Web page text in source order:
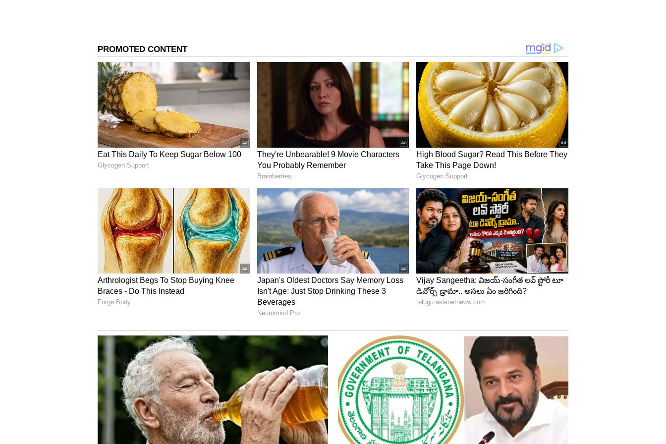
Image Credit :Gemini
చట్టాలు చాలా స్ట్రిక్ట్ గురూ
కేవలం ప్రకృతి మాత్రమే కాదు, ఆయా దేశాల ప్రభుత్వాలు కూడా పాములను రానివ్వవు. ముఖ్యంగా
న్యూజిలాండ్‌లో బయో-సెక్యూరిటీ చట్టాలు చాలా కఠినంగా ఉంటాయి. అక్కడ పాములను పెంచుకోవడం
గానీ, జూల కోసం దిగుమతి చేసుకోవడం గానీ నేరం. పొరపాటున ఏదైనా పాము కనిపిస్తే వెంటనే దాన్ని
పట్టుకుని నాశనం చేస్తారు. ఎందుకంటే అక్కడ పాములు ప్రవేశిస్తే, స్థానికంగా ఉండే అరుదైన పక్షులను,